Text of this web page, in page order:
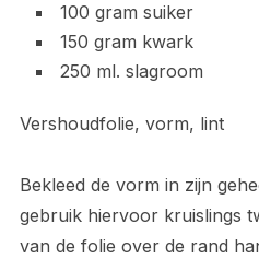
100 gram suiker
150 gram kwark
250 ml. slagroom
Vershoudfolie, vorm, lint
Bekleed de vorm in zijn
gebruik hiervoor kruislings
van de folie over de rand